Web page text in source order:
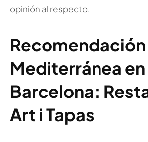
opinión al respecto.
Recomendación
Mediterránea en
Barcelona:
Art i Tapas